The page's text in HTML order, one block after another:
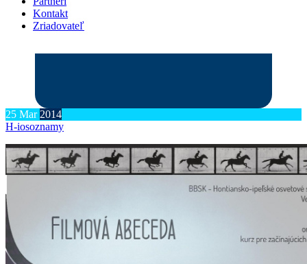
Kontakt
Zriadovateľ
25 Mar 2014
H-iosoznamy